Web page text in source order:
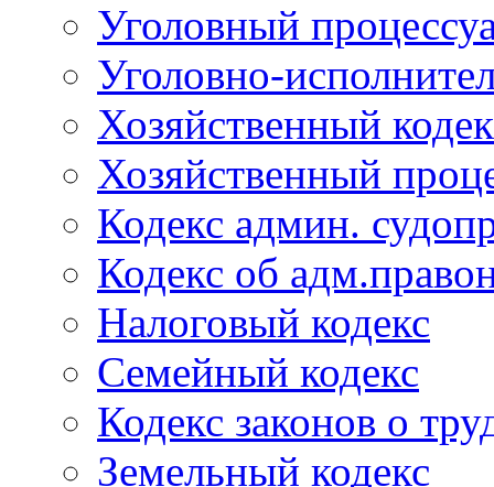
Уголовный
Уголовно-
Хозяйственный
Хозяйственный
Кодекс админ.
Кодекс об
Налоговый кодекс
Семейный кодекс
Кодекс законов о
Земельный кодекс